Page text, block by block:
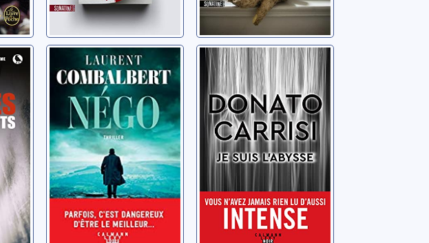
Négo: thriller
Combalbert, Laurent
Je suis l'abysse
Carrisi, Donato